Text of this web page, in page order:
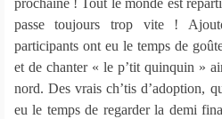
prochaine ! Tout le monde est
passe toujours trop vite !
participants ont eu le temps de
et de chanter « le p’tit quinquin »
nord. Des vrais ch’tis d’adoption,
eu le temps de regarder la demi